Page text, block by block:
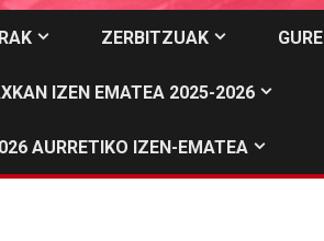
ZERBITZUAK
IZEN EMATEA 2025-2026
AURRETIKO IZEN-EMATEA